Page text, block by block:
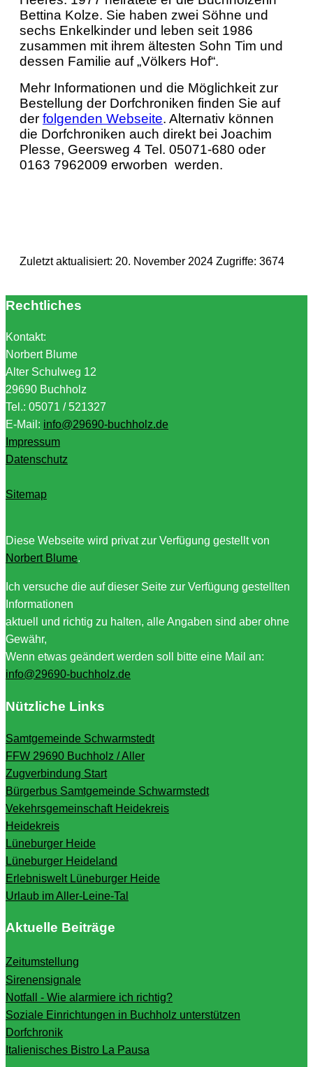
Bettina Kolze. Sie haben zwei Söhne und
sechs Enkelkinder und leben seit 1986
zusammen mit ihrem ältesten Sohn Tim und
dessen Familie auf „Völkers Hof“.
Mehr Informationen und die Möglichkeit zur
Bestellung der Dorfchroniken finden Sie auf
der folgenden Webseite. Alternativ können
die Dorfchroniken auch direkt bei Joachim
Plesse, Geersweg 4 Tel. 05071-680 oder
0163 7962009 erworben werden.
Zuletzt aktualisiert: 20. November 2024 Zugriffe: 3674
Rechtliches
Kontakt:
Norbert Blume
Alter Schulweg 12
29690 Buchholz
Tel.: 05071 / 521327
E-Mail: info@29690-buchholz.de
Impressum
Datenschutz
Sitemap
Diese Webseite wird privat zur Verfügung gestellt von
Norbert Blume.
Ich versuche die auf dieser Seite zur Verfügung gestellten
Informationen
aktuell und richtig zu halten, alle Angaben sind aber ohne
Gewähr,
Wenn etwas geändert werden soll bitte eine Mail an:
info@29690-buchholz.de
Nützliche Links
Samtgemeinde Schwarmstedt
FFW 29690 Buchholz / Aller
Zugverbindung Start
Bürgerbus Samtgemeinde Schwarmstedt
Vekehrsgemeinschaft Heidekreis
Heidekreis
Lüneburger Heide
Lüneburger Heideland
Erlebniswelt Lüneburger Heide
Urlaub im Aller-Leine-Tal
Aktuelle Beiträge
Zeitumstellung
Sirenensignale
Notfall - Wie alarmiere ich richtig?
Soziale Einrichtungen in Buchholz unterstützen
Dorfchronik
Italienisches Bistro La Pausa